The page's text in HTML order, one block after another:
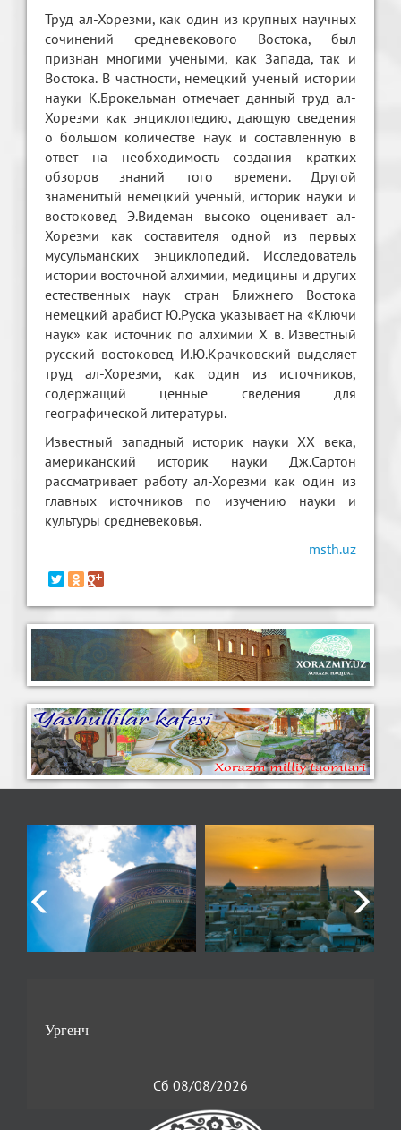
Труд ал-Хорезми, как один из крупных научных
сочинений средневекового Востока, был
признан многими учеными, как Запада, так и
Востока. В частности, немецкий ученый истории
науки К.Брокельман отмечает данный труд ал-
Хорезми как энциклопедию, дающую сведения
о большом количестве наук и составленную в
ответ на необходимость создания кратких
обзоров знаний того времени. Другой
знаменитый немецкий ученый, историк науки и
востоковед Э.Видеман высоко оценивает ал-
Хорезми как составителя одной из первых
мусульманских энциклопедий. Исследователь
истории восточной алхимии, медицины и других
естественных наук стран Ближнего Востока
немецкий арабист Ю.Руска указывает на «Ключи
наук» как источник по алхимии Х в. Известный
русский востоковед И.Ю.Крачковский выделяет
труд ал-Хорезми, как один из источников,
содержащий ценные сведения для
географической литературы.
Известный западный историк науки ХХ века,
американский историк науки Дж.Сартон
рассматривает работу ал-Хорезми как один из
главных источников по изучению науки и
культуры средневековья.
msth.uz
Сб 08/08/2026